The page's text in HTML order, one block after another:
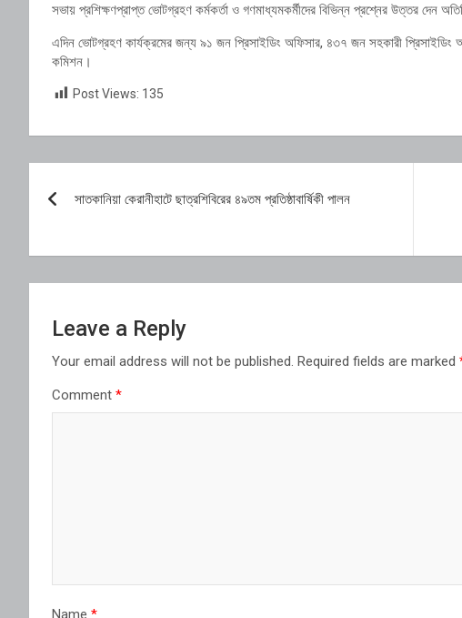
সভায় প্রশিক্ষণপ্রাপ্ত ভোটগ্রহণ কর্মকর্তা ও গণমাধ্যমকর্মীদের বিভিন্ন প্রশ্নের উত্তর দেন
এদিন ভোটগ্রহণ কার্যক্রমের জন্য ৯১ জন প্রিসাইডিং অফিসার, ৪৩৭ জন সহকারী প্রিসাইডিং
কমিশন।
Post Views: 135
navigation
সাতকানিয়া কেরানীহাটে ছাত্রশিবিরের ৪৯তম প্রতিষ্ঠাবার্ষিকী পালন
Leave a Reply
Your email address will not be published. Required fields are marked
Comment *
Name *